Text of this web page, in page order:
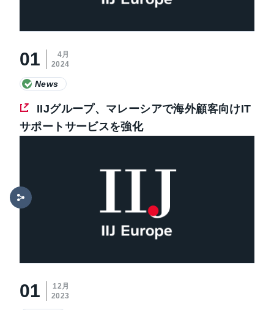
01
4月
2024
News
IIJグループ、マレーシアで海外顧客向けIT
サポートサービスを強化
01
12月
2023